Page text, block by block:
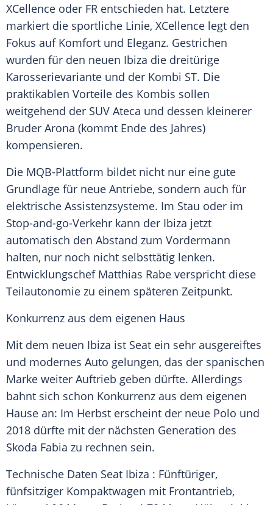
XCellence oder FR entschieden hat. Letztere
markiert die sportliche Linie, XCellence legt den
Fokus auf Komfort und Eleganz. Gestrichen
wurden für den neuen Ibiza die dreitürige
Karosserievariante und der Kombi ST. Die
praktikablen Vorteile des Kombis sollen
weitgehend der SUV Ateca und dessen kleinerer
Bruder Arona (kommt Ende des Jahres)
kompensieren.
Die MQB-Plattform bildet nicht nur eine gute
Grundlage für neue Antriebe, sondern auch für
elektrische Assistenzsysteme. Im Stau oder im
Stop-and-go-Verkehr kann der Ibiza jetzt
automatisch den Abstand zum Vordermann
halten, nur noch nicht selbsttätig lenken.
Entwicklungschef Matthias Rabe verspricht diese
Teilautonomie zu einem späteren Zeitpunkt.
Konkurrenz aus dem eigenen Haus
Mit dem neuen Ibiza ist Seat ein sehr ausgereiftes
und modernes Auto gelungen, das der spanischen
Marke weiter Auftrieb geben dürfte. Allerdings
bahnt sich schon Konkurrenz aus dem eigenen
Hause an: Im Herbst erscheint der neue Polo und
2018 dürfte mit der nächsten Generation des
Skoda Fabia zu rechnen sein.
Technische Daten Seat Ibiza : Fünftüriger,
fünfsitziger Kompaktwagen mit Frontantrieb,